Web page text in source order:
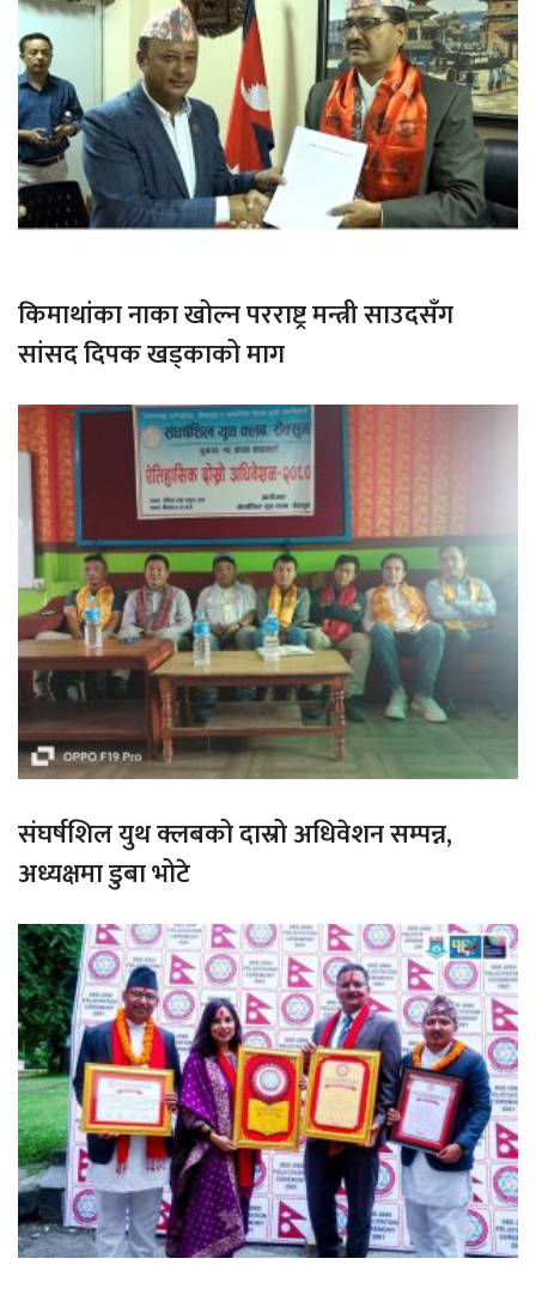
किमाथांका नाका खोल्न परराष्ट्र मन्त्री साउदसँग
सांसद दिपक खड्काको माग
संघर्षशिल युथ क्लबको दास्रो अधिवेशन सम्पन्न,
अध्यक्षमा डुबा भोटे